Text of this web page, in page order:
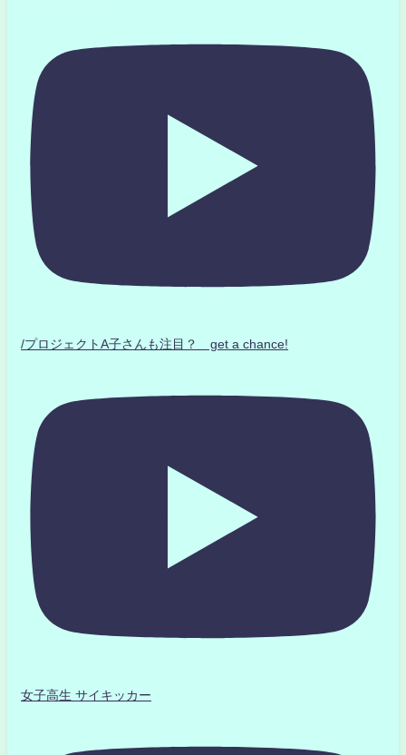
/プロジェクトA子さんも注目？ get a chance!
女子高生 サイキッカー